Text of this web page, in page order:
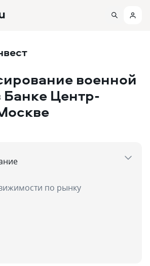
военной
Банке Центр-
по рынку